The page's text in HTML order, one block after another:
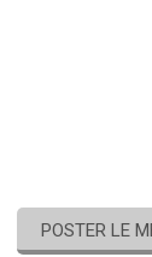
POSTER LE